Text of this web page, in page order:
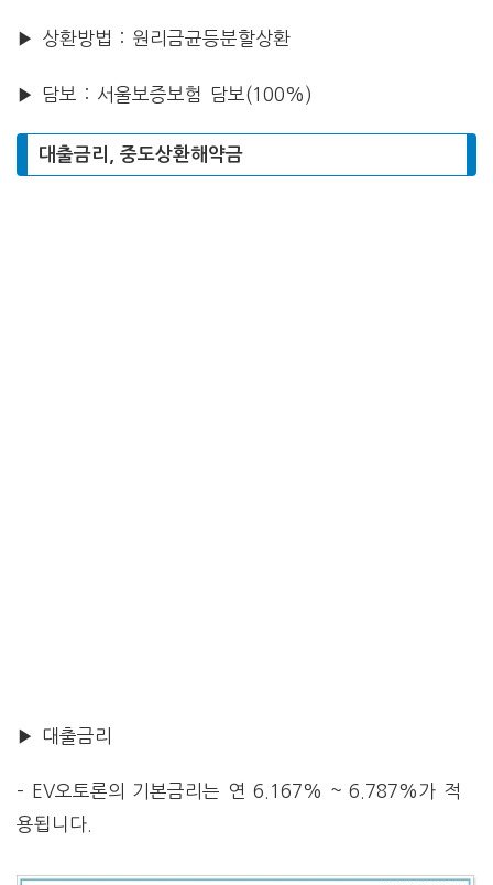
▶ 상환방법 : 원리금균등분할상환
▶ 담보 : 서울보증보험 담보(100%)
대출금리, 중도상환해약금
▶ 대출금리
– EV오토론의 기본금리는 연 6.167% ~ 6.787%가 적
용됩니다.